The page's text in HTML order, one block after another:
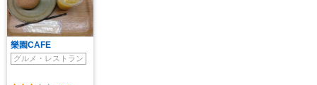
樂園CAFE
グルメ・レストラン